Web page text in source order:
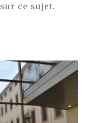
ce sujet.